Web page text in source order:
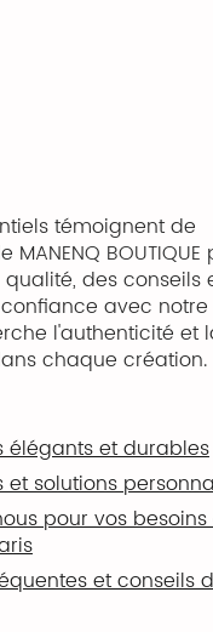
témoignent de
des conseils
avec
l'authenticité et
chaque création.
élégants et durables
et solutions
pour vos
et conseils